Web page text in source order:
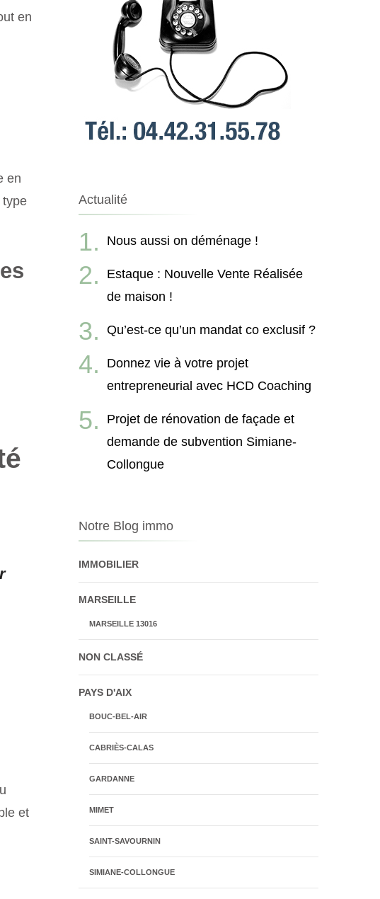
en
en
type
et
Actualité
Nous aussi on déménage !
Estaque : Nouvelle Vente Réalisée
de maison !
Qu’est-ce qu’un mandat co exclusif ?
Donnez vie à votre projet
entrepreneurial avec HCD Coaching
Projet de rénovation de façade et
demande de subvention Simiane-
Collongue
Notre Blog immo
IMMOBILIER
MARSEILLE
MARSEILLE 13016
NON CLASSÉ
PAYS D'AIX
BOUC-BEL-AIR
CABRIÈS-CALAS
GARDANNE
MIMET
SAINT-SAVOURNIN
SIMIANE-COLLONGUE